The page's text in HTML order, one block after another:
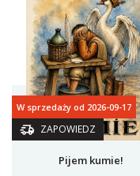
ZAPOWIEDZ
W sprzedaży od 2026-09-17
Pijem kumie!